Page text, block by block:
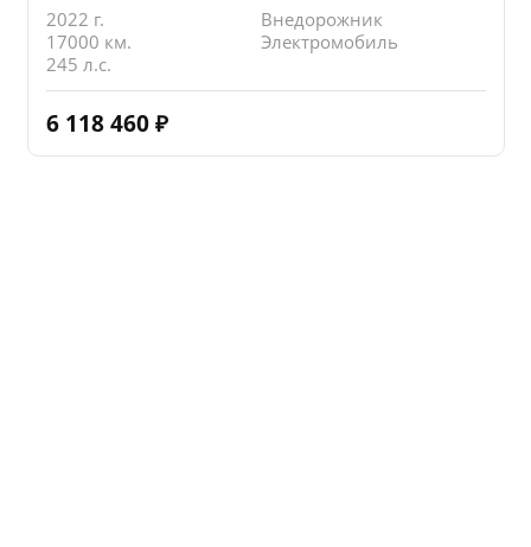
2022 г.
Внедорожник
17000 км.
Электромобиль
245 л.с.
6 118 460 ₽